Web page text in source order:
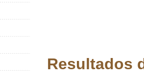
Resultados